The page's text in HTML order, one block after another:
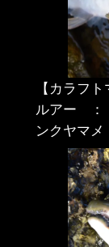
【カラフト
ルアー ：
ンクヤマメ